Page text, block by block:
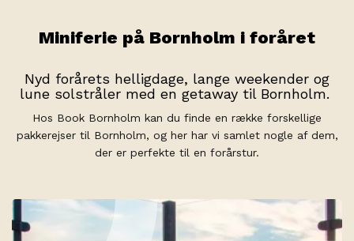
Miniferie på Bornholm i foråret
Nyd forårets helligdage, lange weekender og
lune solstråler med en getaway til Bornholm.
Hos Book Bornholm kan du finde en række forskellige
pakkerejser til Bornholm, og her har vi samlet nogle af dem,
der er perfekte til en forårstur.